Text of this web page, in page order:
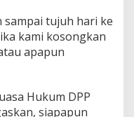
sampai tujuh hari ke
kami kosongkan
apapun
Hukum DPP
siapapun